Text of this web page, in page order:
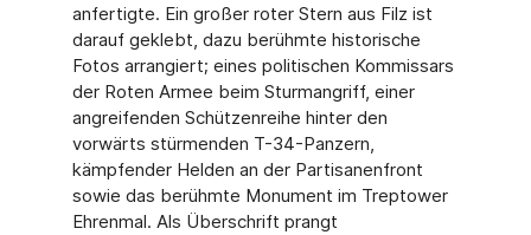
anfertigte. Ein großer roter Stern aus Filz ist
darauf geklebt, dazu berühmte historische
Fotos arrangiert; eines politischen Kommissars
der Roten Armee beim Sturmangriff, einer
angreifenden Schützenreihe hinter den
vorwärts stürmenden T-34-Panzern,
kämpfender Helden an der Partisanenfront
sowie das berühmte Monument im Treptower
Ehrenmal. Als Überschrift prangt